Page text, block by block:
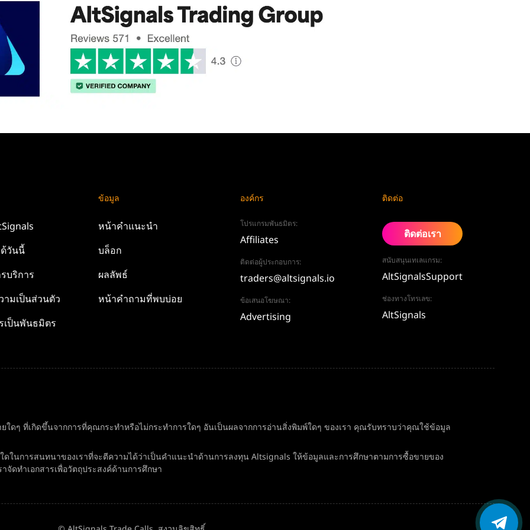
วันนี้
บริการ
มเป็นส่วนตัว
เป็นพันธมิตร
ข้อมูล
หน้าคำแนะนำ
บล็อก
ผลลัพธ์
หน้าคำถามที่พบบ่อย
องค์กร
โปรแกรมพันธมิตร:
Affiliates
ติดต่อผู้ประกอบการ:
traders@altsignals.io
ข้อเสนอโฆษณา:
Advertising
ติดต่อ
ติดต่อเรา
สนับสนุนเทเลแกรม:
AltSignalsSupport
ช่องทางโทรเลข:
AltSignals
ใดๆ ที่เกิดขึ้นจากการที่คุณกระทำหรือไม่กระทำการใดๆ อันเป็นผลจากการอ่านสิ่งพิมพ์ใดๆ ของเรา คุณรับทราบว่าคุณใช้ข้อมูล
ในการสนทนาของเราที่จะตีความได้ว่าเป็นคำแนะนำด้านการลงทุน Altsignals ให้ข้อมูลและการศึกษาตามการซื้อขายของ
จัดทำเอกสารเพื่อวัตถุประสงค์ด้านการศึกษา